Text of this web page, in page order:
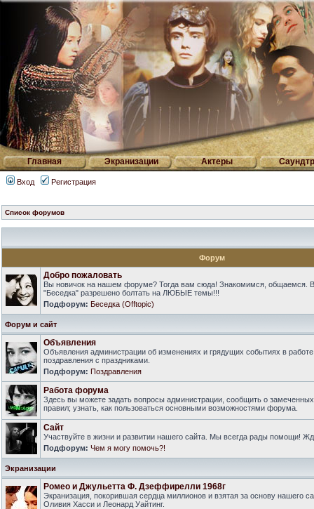
Главная Экранизации Актеры
Вход Регистрация
Список форумов
Форум
Добро пожаловать
Вы новичок на нашем форуме? Тогда вам сюда! Знакомимся, общаемся.
"Беседка" разрешено болтать на ЛЮБЫЕ темы!!!
Подфорум: Беседка (Offtopic)
Форум и сайт
Объявления
Объявления администрации об изменениях и грядущих событиях в
поздравления с праздниками.
Подфорум: Поздравления
Работа форума
Здесь вы можете задать вопросы администрации, сообщить о
правил; узнать, как пользоваться основными возможностями форума.
Сайт
Участвуйте в жизни и развитии нашего сайта. Мы всегда рады помощи!
Подфорум: Чем я могу помочь?!
Экранизации
Ромео и Джульетта Ф. Дзеффирелли 1968г
Экранизация, покорившая сердца миллионов и взятая за основу нашего
Оливия Хасси и Леонард Уайтинг.